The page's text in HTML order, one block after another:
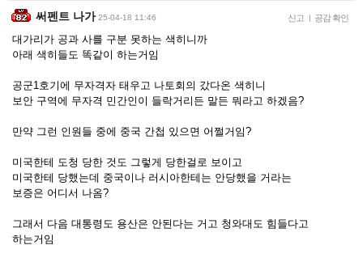
써펜트 나가 25-04-18 11:46 신고 | 공감 확인
대가리가 공과 사를 구분 못하는 색히니까
아래 색히들도 똑같이 하는거임
공군1호기에 무자격자 태우고 나토회의 갔다온 색히니
보안 구역에 무자격 민간인이 들락거리든 말든 뭐라고 하겠음?
만약 그런 인원들 중에 중국 간첩 있으면 어쩔거임?
미국한테 도청 당한 것도 그렇게 당한걸로 보이고
미국한테 당했는데 중국이나 러시아한테는 안당했을 거라는
보증은 어디서 나옴?
그래서 다음 대통령도 용산은 안된다는 거고 청와대도 힘들다고
하는거임